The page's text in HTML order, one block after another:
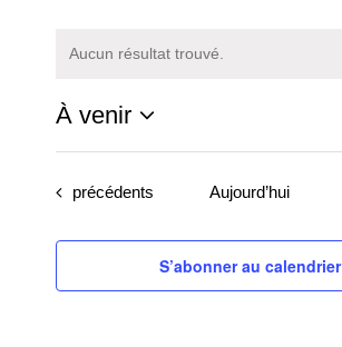
Notice
Aucun résultat trouvé.
À venir
Sélectionnez
uneÉvènements
précédents Aujourd’hui
S’abonner au calendrier